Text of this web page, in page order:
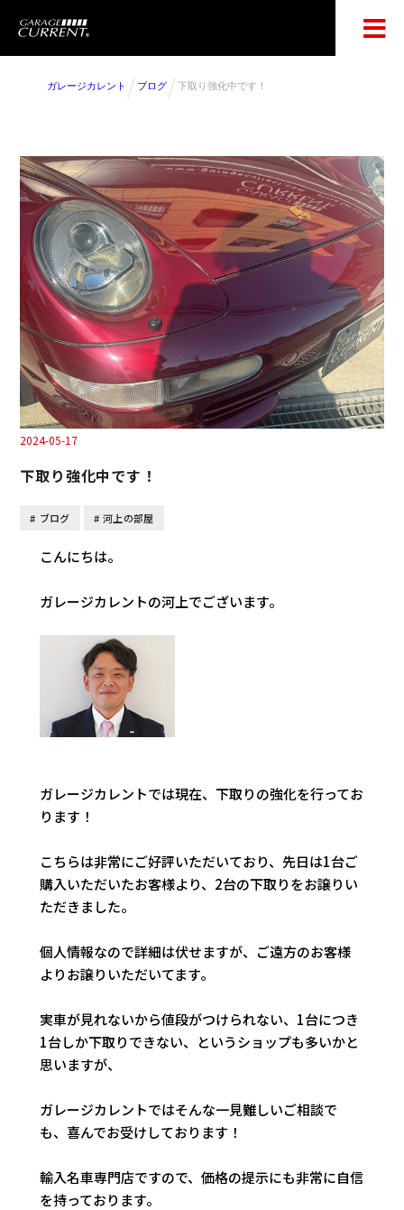
ガレージカレント ブログ 下取り強化中です！
2024-05-17
下取り強化中です！
ブログ 河上の部屋
こんにちは。
ガレージカレントの河上でございます。
ガレージカレントでは現在、下取りの強化を行ってお
ります！
こちらは非常にご好評いただいており、先日は1台ご
購入いただいたお客様より、2台の下取りをお譲りい
ただきました。
個人情報なので詳細は伏せますが、ご遠方のお客様
よりお譲りいただいてます。
実車が見れないから値段がつけられない、1台につき
1台しか下取りできない、というショップも多いかと
思いますが、
ガレージカレントではそんな一見難しいご相談で
も、喜んでお受けしております！
輸入名車専門店ですので、価格の提示にも非常に自信
を持っております。